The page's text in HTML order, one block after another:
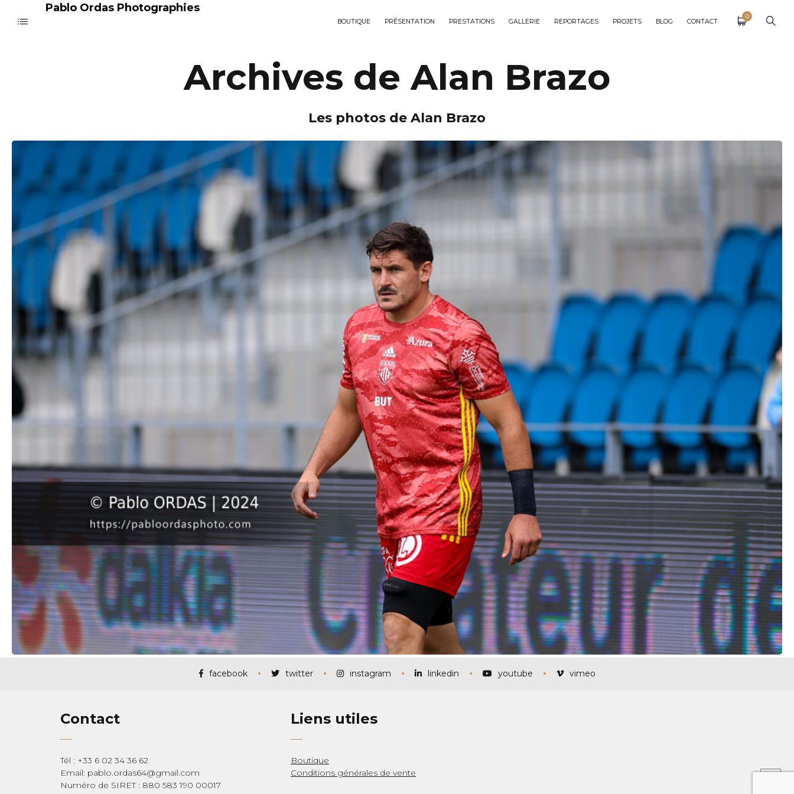
Pablo Ordas Photographies
BOUTIQUE PRÉSENTATION PRESTATIONS GALLERIE REPORTAGES PROJETS BLOG CONTACT
0
Archives de Alan Brazo
Les photos de Alan Brazo
facebook twitter instagram linkedin youtube vimeo
Contact
Tél : +33 6 02 34 36 62
Email: pablo.ordas64@gmail.com
Numéro de SIRET : 880 583 190 00017
Liens utiles
Boutique
Conditions générales de vente